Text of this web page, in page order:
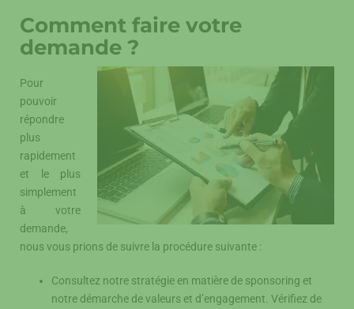
Comment faire votre
demande ?
Pour
pouvoir
répondre
plus
rapidement
et le plus
simplement
à votre
demande,
nous vous prions de suivre la procédure suivante :
Consultez notre stratégie en matière de sponsoring et
notre démarche de valeurs et d’engagement. Vérifiez de